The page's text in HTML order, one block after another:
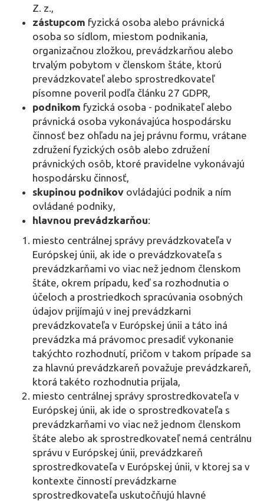
Z. z.,
zástupcom fyzická osoba alebo právnická
osoba so sídlom, miestom podnikania,
organizačnou zložkou, prevádzkarňou alebo
trvalým pobytom v členskom štáte, ktorú
prevádzkovateľ alebo sprostredkovateľ
písomne poveril podľa článku 27 GDPR,
podnikom fyzická osoba - podnikateľ alebo
právnická osoba vykonávajúca hospodársku
činnosť bez ohľadu na jej právnu formu, vrátane
združení fyzických osôb alebo združení
právnických osôb, ktoré pravidelne vykonávajú
hospodársku činnosť,
skupinou podnikov ovládajúci podnik a ním
ovládané podniky,
hlavnou prevádzkarňou:
miesto centrálnej správy prevádzkovateľa v
Európskej únii, ak ide o prevádzkovateľa s
prevádzkarňami vo viac než jednom členskom
štáte, okrem prípadu, keď sa rozhodnutia o
účeloch a prostriedkoch spracúvania osobných
údajov prijímajú v inej prevádzkarni
prevádzkovateľa v Európskej únii a táto iná
prevádzka má právomoc presadiť vykonanie
takýchto rozhodnutí, pričom v takom prípade sa
za hlavnú prevádzkareň považuje prevádzkareň,
ktorá takéto rozhodnutia prijala,
miesto centrálnej správy sprostredkovateľa v
Európskej únii, ak ide o sprostredkovateľa s
prevádzkarňami vo viac než jednom členskom
štáte alebo ak sprostredkovateľ nemá centrálnu
správu v Európskej únii, prevádzkareň
sprostredkovateľa v Európskej únii, v ktorej sa v
kontexte činností prevádzkarne
sprostredkovateľa uskutočňujú hlavné